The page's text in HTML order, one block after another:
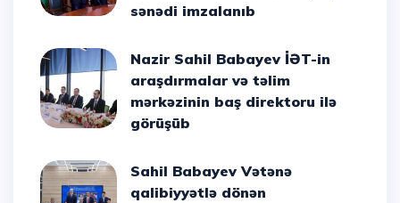
sənədi imzalanıb
Nazir Sahil Babayev İƏT-in
araşdırmalar və təlim
mərkəzinin baş direktoru ilə
görüşüb
Sahil Babayev Vətənə
qalibiyyətlə dönən